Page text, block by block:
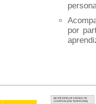
por